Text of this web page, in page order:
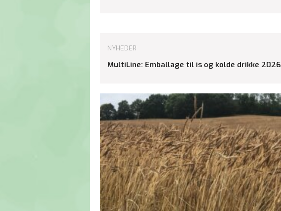
NYHEDER
MultiLine: Emballage til is og kolde drikke 2026